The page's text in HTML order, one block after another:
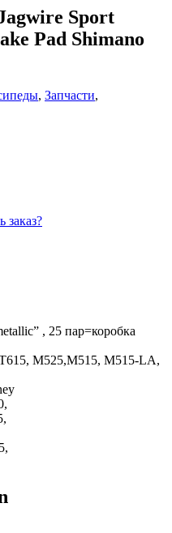
Sport
Pad Shimano
, Запчасти,
заказ?
, 25 пар=коробка
M525,M515, M515-LA,